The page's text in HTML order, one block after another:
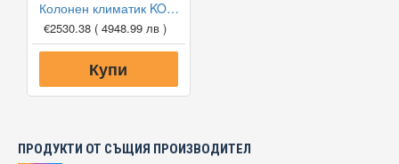
Колонен климатик KOBE KMF-HZ60J4A5/APC, 60 000 BTU
€2530.38 ( 4948.99 лв )
Купи
ПРОДУКТИ ОТ СЪЩИЯ ПРОИЗВОДИТЕЛ